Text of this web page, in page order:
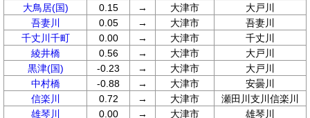
大鳥居(国)
0.15 → 大津市
大戸川
吾妻川
0.05 → 大津市
吾妻川
千丈川千町
0.00 → 大津市
千丈川
綾井橋
0.56 → 大津市
大戸川
黒津(国)
-0.23 → 大津市
大戸川
中村橋
-0.88 → 大津市
安曇川
信楽川
0.72 → 大津市
瀬田川支川信楽川
雄琴川
0.00 → 大津市
雄琴川